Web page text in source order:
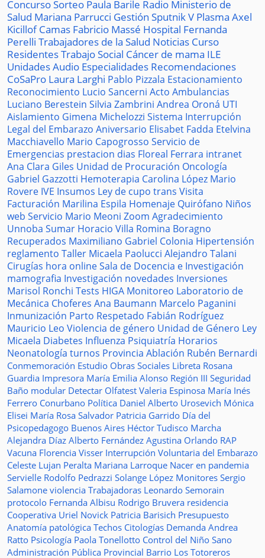
ConcursoSorteo Paula Barile Radio Ministerio de
Salud Mariana Parrucci Gestión Sputnik V Plasma Axel
KicillofCamas Fabricio Massé Hospital Fernanda
Perelli Trabajadores de la Salud Noticias Curso
ResidentesTrabajo Social Cáncer de mama ILE
UnidadesAudio Especialidades Recomendaciones
CoSaPro Laura Larghi Pablo Pizzala Estacionamiento
Reconocimiento Lucio Sancerni Acto Ambulancias
Luciano Berestein Silvia Zambrini Andrea Oroná UTI
Aislamiento Gimena Michelozzi Sistema Interrupción
Legal del Embarazo Aniversario Elisabet Fadda Etelvina
Macchiavello Mario Capogrosso Servicio de
Emergencias prestacion dias Floreal Ferrara intranet
Ana Clara Giles Unidad de Procuración Oncología
Gabriel Gazzotti Hemoterapia Carolina López Mario
Rovere IVE Insumos Ley de cupo trans Visita
Facturación Marilina Espila Homenaje Quirófano Niños
web Servicio Mario Meoni Zoom Agradecimiento
Unnoba Sumar Horacio Villa Romina Boragno
Recuperados Maximiliano Gabriel Colonia Hipertensión
reglamento Taller Micaela Paolucci Alejandro Talani
Cirugías hora onlineSala de Docencia e Investigación
mamografia Investigación novedades Inversiones
Marisol Ronchi Tests HIGA Monitoreo Laboratorio de
Mecánica Choferes Ana Baumann Marcelo Paganini
Inmunización Parto Respetado Fabián Rodríguez
Mauricio Leo Violencia de género Unidad de Género Ley
Micaela Diabetes Influenza Psiquiatría Horarios
Neonatología turnos Provincia Ablación Rubén Bernardi
Conmemoración Estudio Obras Sociales Libreta Rosana
Guardia Impresora María Emilia Alonso Región III Seguridad
Baño modular Detectar Olfatest Valeria Espinosa María Inés
Ferrero Conurbano Política Daniel Alberto Urosevich Mónica
Elisei María Rosa Salvador Patricia Garrido Día del
Psicopedagogo Buenos Aires Héctor Tudisco Marcha
Alejandra Díaz Alberto Fernández Agustina Orlando RAP
Vacuna Florencia Visser Interrupción Voluntaria del Embarazo
Celeste Lujan Peralta Mariana Larroque Nacer en pandemia
Servielle Rodolfo Pedrazzi Solange López Monitores Sergio
Salamone violencia Trabajadoras Leonardo Semorain
protocolo Fernanda Albisu Rodrigo Bruvera residencia
Cooperativa Uriel Novick Patricia Barisich Presupuesto
Anatomía patológica Techos Citologías Demanda Andrea
Ratto Psicología Paola Tonellotto Control del Niño Sano
Administración Pública Provincial Barrio Los Totoreros